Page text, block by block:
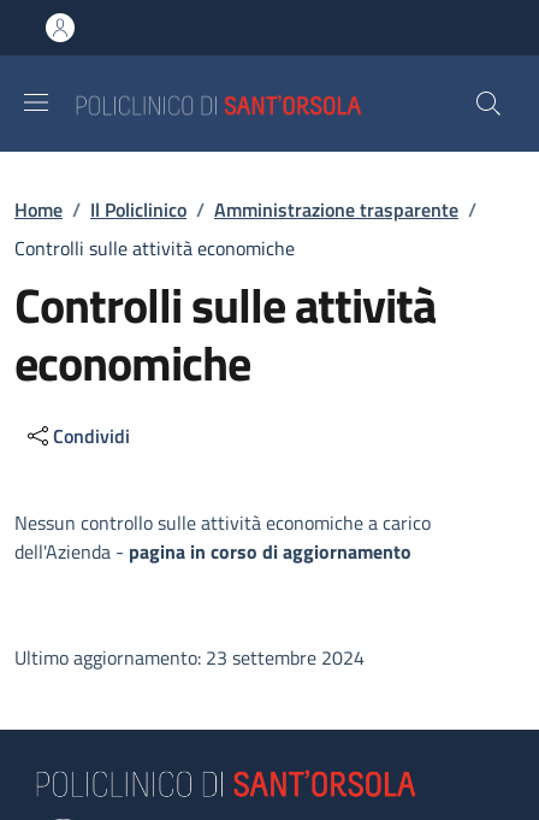
al contenuto principale
to footer content
Briciole di pane
Home / Il Policlinico / Amministrazione trasparente /
Controlli sulle attività economiche
Controlli sulle attività
economiche
Condividi
Descrizione
Nessun controllo sulle attività economiche a carico
dell'Azienda - pagina in corso di aggiornamento
Ultimo aggiornamento: 23 settembre 2024